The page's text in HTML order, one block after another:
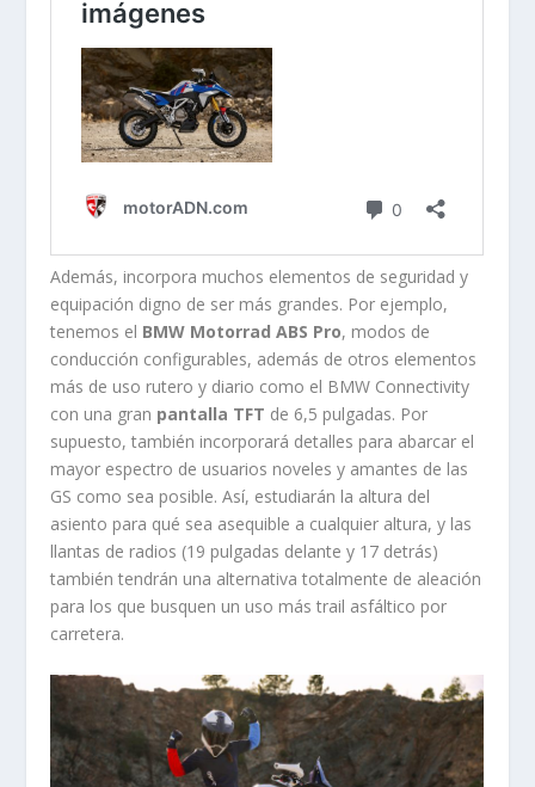
Además, incorpora muchos elementos de seguridad y
equipación digno de ser más grandes. Por ejemplo,
tenemos el BMW Motorrad ABS Pro, modos de
conducción configurables, además de otros elementos
más de uso rutero y diario como el BMW Connectivity
con una gran pantalla TFT de 6,5 pulgadas. Por
supuesto, también incorporará detalles para abarcar el
mayor espectro de usuarios noveles y amantes de las
GS como sea posible. Así, estudiarán la altura del
asiento para qué sea asequible a cualquier altura, y las
llantas de radios (19 pulgadas delante y 17 detrás)
también tendrán una alternativa totalmente de aleación
para los que busquen un uso más trail asfáltico por
carretera.